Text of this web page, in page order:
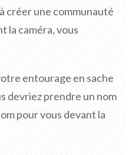
créer une communauté
la caméra, vous
entourage en sache
devriez prendre un nom
pour vous devant la